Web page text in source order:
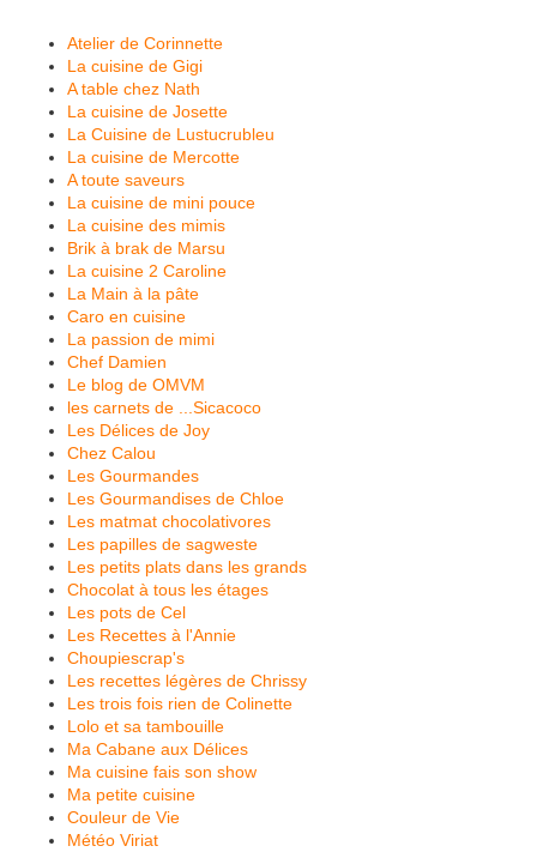
Atelier de Corinnette
La cuisine de Gigi
A table chez Nath
La cuisine de Josette
La Cuisine de Lustucrubleu
La cuisine de Mercotte
A toute saveurs
La cuisine de mini pouce
La cuisine des mimis
Brik à brak de Marsu
La cuisine 2 Caroline
La Main à la pâte
Caro en cuisine
La passion de mimi
Chef Damien
Le blog de OMVM
les carnets de ...Sicacoco
Les Délices de Joy
Chez Calou
Les Gourmandes
Les Gourmandises de Chloe
Les matmat chocolativores
Les papilles de sagweste
Les petits plats dans les grands
Chocolat à tous les étages
Les pots de Cel
Les Recettes à l'Annie
Choupiescrap's
Les recettes légères de Chrissy
Les trois fois rien de Colinette
Lolo et sa tambouille
Ma Cabane aux Délices
Ma cuisine fais son show
Ma petite cuisine
Couleur de Vie
Météo Viriat